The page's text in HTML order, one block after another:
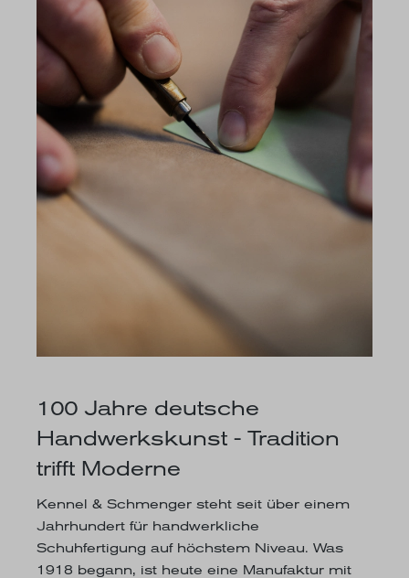
100 Jahre deutsche
Handwerkskunst - Tradition
trifft Moderne
Kennel & Schmenger steht seit über einem
Jahrhundert für handwerkliche
Schuhfertigung auf höchstem Niveau. Was
1918 begann, ist heute eine Manufaktur mit